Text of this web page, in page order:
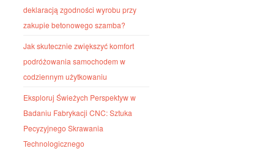
deklaracją zgodności wyrobu przy
zakupie betonowego szamba?
Jak skutecznie zwiększyć komfort
podróżowania samochodem w
codziennym użytkowaniu
Eksploruj Świeżych Perspektyw w
Badaniu Fabrykacji CNC: Sztuka
Pecyzyjnego Skrawania
Technologicznego